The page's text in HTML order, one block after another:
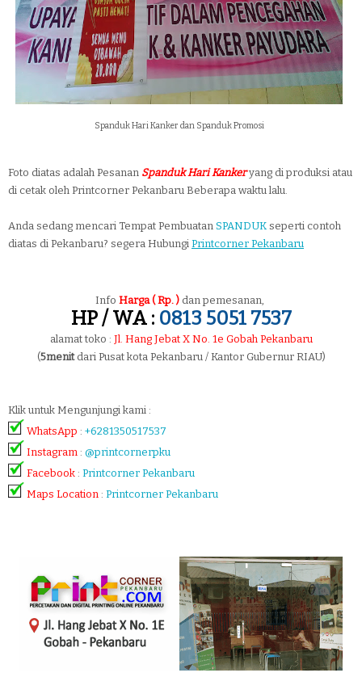
Spanduk Hari Kanker dan Spanduk Promosi
Foto diatas adalah Pesanan Spanduk Hari Kankeryang di produksi atau
di cetak oleh Printcorner Pekanbaru Beberapa waktu lalu.
Anda sedang mencari Tempat Pembuatan SPANDUK seperti contoh
diatas di Pekanbaru? segera Hubungi Printcorner Pekanbaru
Info Harga ( Rp. ) dan pemesanan,
HP / WA : 0813 5051 7537
alamat toko : Jl. Hang Jebat X No. 1e Gobah Pekanbaru
(5menitdari Pusat kota Pekanbaru / Kantor Gubernur RIAU)
Klik untuk Mengunjungi kami :
WhatsApp : +6281350517537
Instagram : @printcornerpku
Facebook : Printcorner Pekanbaru
Maps Location : Printcorner Pekanbaru